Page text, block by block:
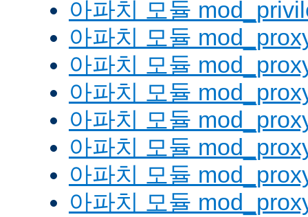
아파치 모듈
아파치 모듈
아파치 모듈
아파치 모듈
아파치 모듈
아파치 모듈
아파치 모듈
아파치 모듈